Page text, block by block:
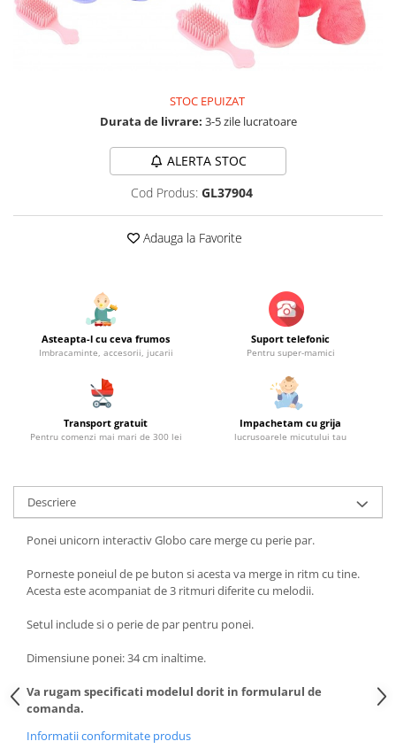
Jucarii si jocuri exterior
Kituri constructie si pictura
Machete auto Diecast
Masini, trenuri, avioane
Masinute Radiocomanda
Papusi si accesorii
Biciclete fara pedale
Organizatoare
STOC EPUIZAT
Durata de livrare: 3-5 zile lucratoare
ALERTA STOC
Cod Produs: GL37904
Adauga la Favorite
Asteapta-l cu ceva frumos
Imbracaminte, accesorii, jucarii
Suport telefonic
Pentru super-mamici
Transport gratuit
Pentru comenzi mai mari de 300 lei
Impachetam cu grija
lucrusoarele micutului tau
Descriere
Ponei unicorn interactiv Globo care merge cu perie par.
Porneste poneiul de pe buton si acesta va merge in ritm cu tine.
Acesta este acompaniat de 3 ritmuri diferite cu melodii.
Setul include si o perie de par pentru ponei.
Dimensiune ponei: 34 cm inaltime.
Va rugam specificati modelul dorit in formularul de
comanda.
Informatii conformitate produs